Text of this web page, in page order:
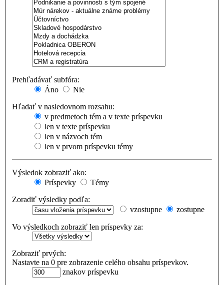
Prehľadávať subfóra:
Áno
Nie
Hľadať v nasledovnom rozsahu:
v predmetoch tém a v texte príspevku
len v texte príspevku
len v názvoch tém
len v prvom príspevku témy
Výsledok zobraziť ako:
Príspevky
Témy
Zoradiť výsledky podľa:
vzostupne
zostupne
Vo výsledkoch zobraziť len príspevky za:
Zobraziť prvých:
Nastavte na 0 pre zobrazenie celého obsahu príspevkov.
znakov príspevku